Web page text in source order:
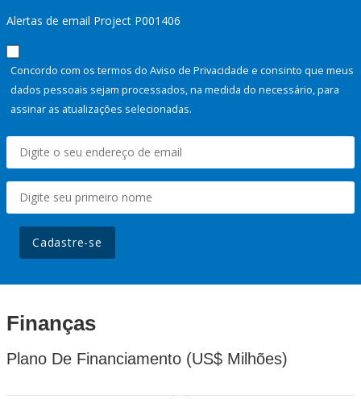
Alertas de email Project P001406
Concordo com os termos do Aviso de Privacidade e consinto que meus
dados pessoais sejam processados, na medida do necessário, para
assinar as atualizações selecionadas.
Cadastre-se
Finanças
Plano De Financiamento (US$ Milhões)